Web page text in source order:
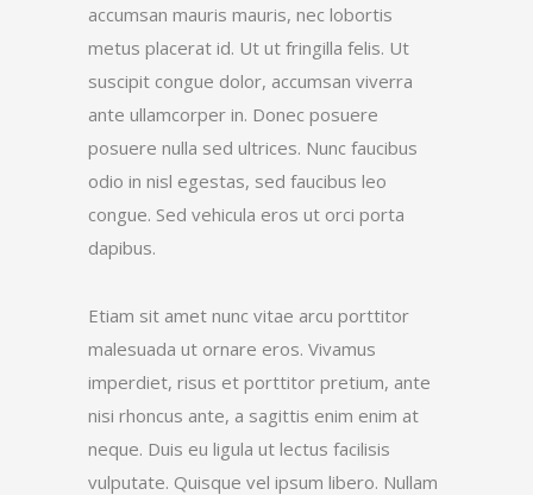
accumsan mauris mauris, nec lobortis
metus placerat id. Ut ut fringilla felis. Ut
suscipit congue dolor, accumsan viverra
ante ullamcorper in. Donec posuere
posuere nulla sed ultrices. Nunc faucibus
odio in nisl egestas, sed faucibus leo
congue. Sed vehicula eros ut orci porta
dapibus.
Etiam sit amet nunc vitae arcu porttitor
malesuada ut ornare eros. Vivamus
imperdiet, risus et porttitor pretium, ante
nisi rhoncus ante, a sagittis enim enim at
neque. Duis eu ligula ut lectus facilisis
vulputate. Quisque vel ipsum libero. Nullam